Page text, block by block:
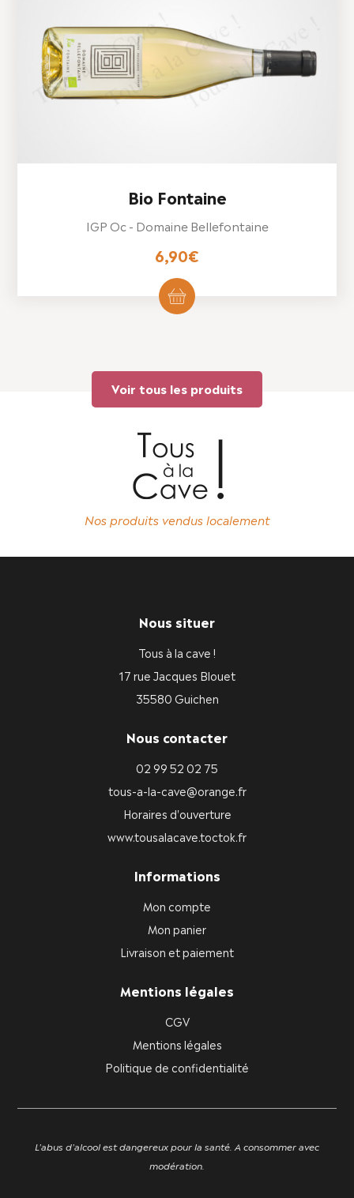
sur
la
produit
Bio Fontaine
IGP Oc - Domaine Bellefontaine
6,90€
Voir tous les produits
Nos produits vendus localement
Nous situer
Tous à la cave !
17 rue Jacques Blouet
35580 Guichen
Nous contacter
02 99 52 02 75
tous-a-la-cave@orange.fr
Horaires d'ouverture
www.tousalacave.toctok.fr
Informations
Mon compte
Mon panier
Livraison et paiement
Mentions légales
CGV
Mentions légales
Politique de confidentialité
L'abus d'alcool est dangereux pour la santé. A consommer avec
modération.